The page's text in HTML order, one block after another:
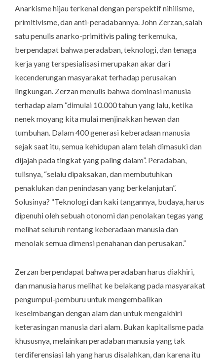
Anarkisme hijau terkenal dengan perspektif nihilisme,
primitivisme, dan anti-peradabannya. John Zerzan, salah
satu penulis anarko-primitivis paling terkemuka,
berpendapat bahwa peradaban, teknologi, dan tenaga
kerja yang terspesialisasi merupakan akar dari
kecenderungan masyarakat terhadap perusakan
lingkungan. Zerzan menulis bahwa dominasi manusia
terhadap alam “dimulai 10.000 tahun yang lalu, ketika
nenek moyang kita mulai menjinakkan hewan dan
tumbuhan. Dalam 400 generasi keberadaan manusia
sejak saat itu, semua kehidupan alam telah dimasuki dan
dijajah pada tingkat yang paling dalam”. Peradaban,
tulisnya, “selalu dipaksakan, dan membutuhkan
penaklukan dan penindasan yang berkelanjutan”.
Solusinya? “Teknologi dan kaki tangannya, budaya, harus
dipenuhi oleh sebuah otonomi dan penolakan tegas yang
melihat seluruh rentang keberadaan manusia dan
menolak semua dimensi penahanan dan perusakan.”
Zerzan berpendapat bahwa peradaban harus diakhiri,
dan manusia harus melihat ke belakang pada masyarakat
pengumpul-pemburu untuk mengembalikan
keseimbangan dengan alam dan untuk mengakhiri
keterasingan manusia dari alam. Bukan kapitalisme pada
khususnya, melainkan peradaban manusia yang tak
terdiferensiasi lah yang harus disalahkan, dan karena itu